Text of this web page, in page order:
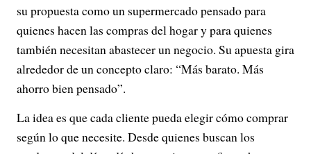
su propuesta como un supermercado pensado para
quienes hacen las compras del hogar y para quienes
también necesitan abastecer un negocio. Su apuesta gira
alrededor de un concepto claro: “Más barato. Más
ahorro bien pensado”.
La idea es que cada cliente pueda elegir cómo comprar
según lo que necesite. Desde quienes buscan los